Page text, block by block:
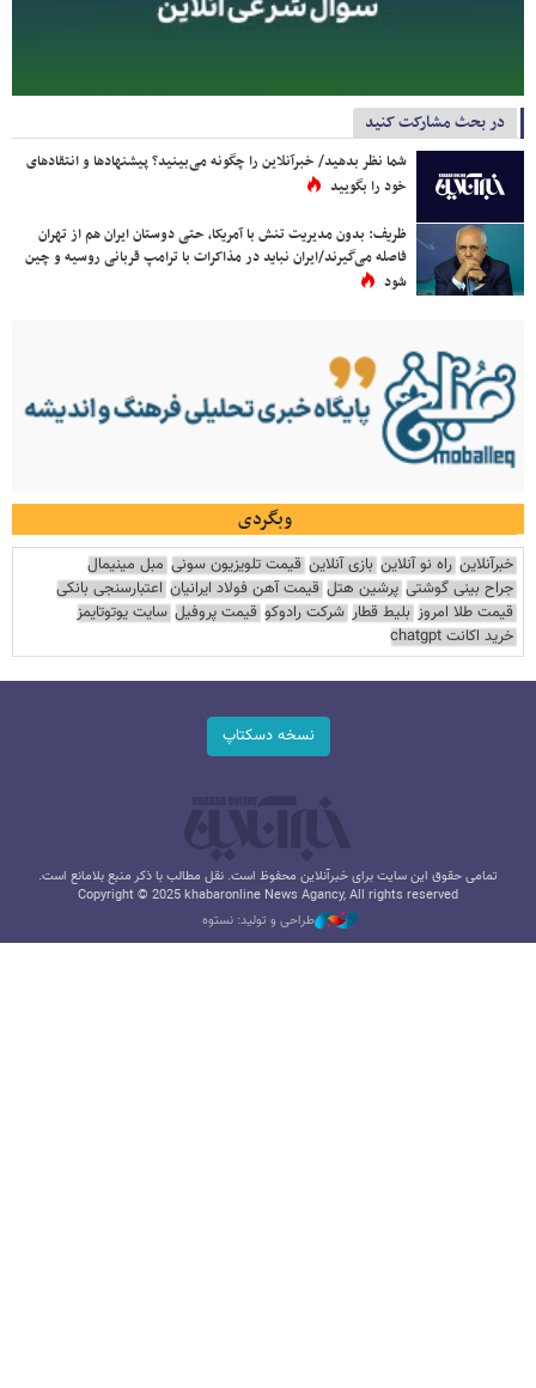
در بحث مشارکت کنید
شما نظر بدهید/ خبرآنلاین را چگونه می‌بینید؟ پیشنهادها و انتقادهای
خود را بگویید
ظریف: بدون مدیریت تنش با آمریکا، حتی دوستان ایران هم از تهران
فاصله می‌گیرند/ایران نباید در مذاکرات با ترامپ قربانی روسیه و چین
شود
وبگردی
خبرآنلاین راه نو آنلاین بازی آنلاین قیمت تلویزیون سونی مبل مینیمال
جراح بینی گوشتی پرشین هتل قیمت آهن فولاد ایرانیان اعتبارسنجی بانکی
قیمت طلا امروز بلیط قطار شرکت رادوکو قیمت پروفیل سایت یوتوتایمز
خرید اکانت chatgpt
نسخه دسکتاپ
تمامی حقوق این سایت برای خبرآنلاین محفوظ است. نقل مطالب با ذکر منبع بلامانع است.
Copyright © 2025 khabaronline News Agancy, All rights reserved
طراحی و تولید: نستوه